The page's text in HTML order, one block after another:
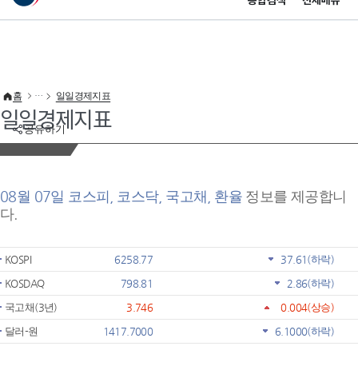
이 누리집은 대한민국 공식 전자정부 누리집입니다.
공유하기
홈 일일경제지표
일일경제지표
08월 07일 코스피, 코스닥, 국고채, 환율 정보를 제공합니
다.
KOSPI 6258.77 37.61 (하락)
KOSDAQ
798.81 2.86(하락)
국고채(3년)
3.746 0.004(상승)
달러-원
1417.7000 6.1000(하락)